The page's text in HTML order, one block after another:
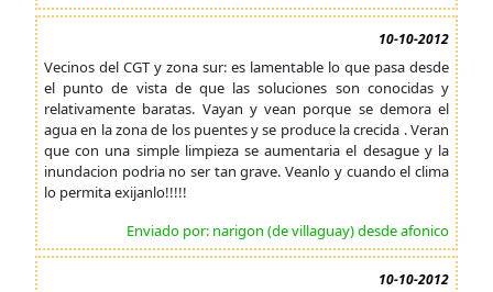
10-10-2012
Vecinos del CGT y zona sur: es lamentable lo que pasa desde
el punto de vista de que las soluciones son conocidas y
relativamente baratas. Vayan y vean porque se demora el
agua en la zona de los puentes y se produce la crecida . Veran
que con una simple limpieza se aumentaria el desague y la
inundacion podria no ser tan grave. Veanlo y cuando el clima
lo permita exijanlo!!!!!
Enviado por: narigon (de villaguay) desde afonico
10-10-2012